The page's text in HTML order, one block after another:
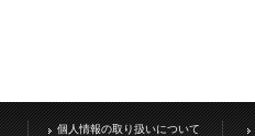
個人情報の取り扱いについて